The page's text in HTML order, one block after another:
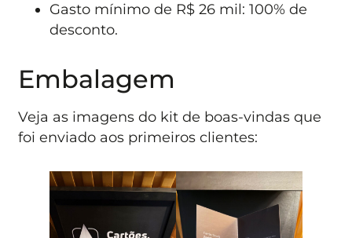
Gasto mínimo de R$ 26 mil: 100% de
desconto.
Embalagem
Veja as imagens do kit de boas-vindas que
foi enviado aos primeiros clientes: